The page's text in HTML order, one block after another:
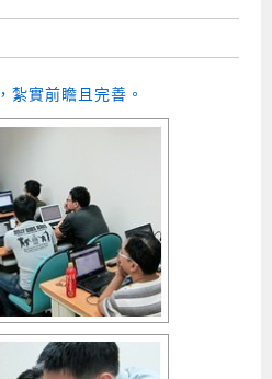
紮實前瞻且完善 。